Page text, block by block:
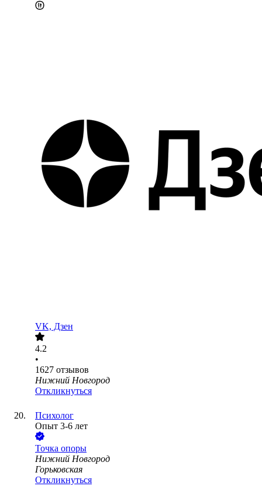
VK, Дзен
4.2
•
1627 отзывов
Нижний Новгород
Откликнуться
Психолог
Опыт 3-6 лет
Точка опоры
Нижний Новгород
Горьковская
Откликнуться